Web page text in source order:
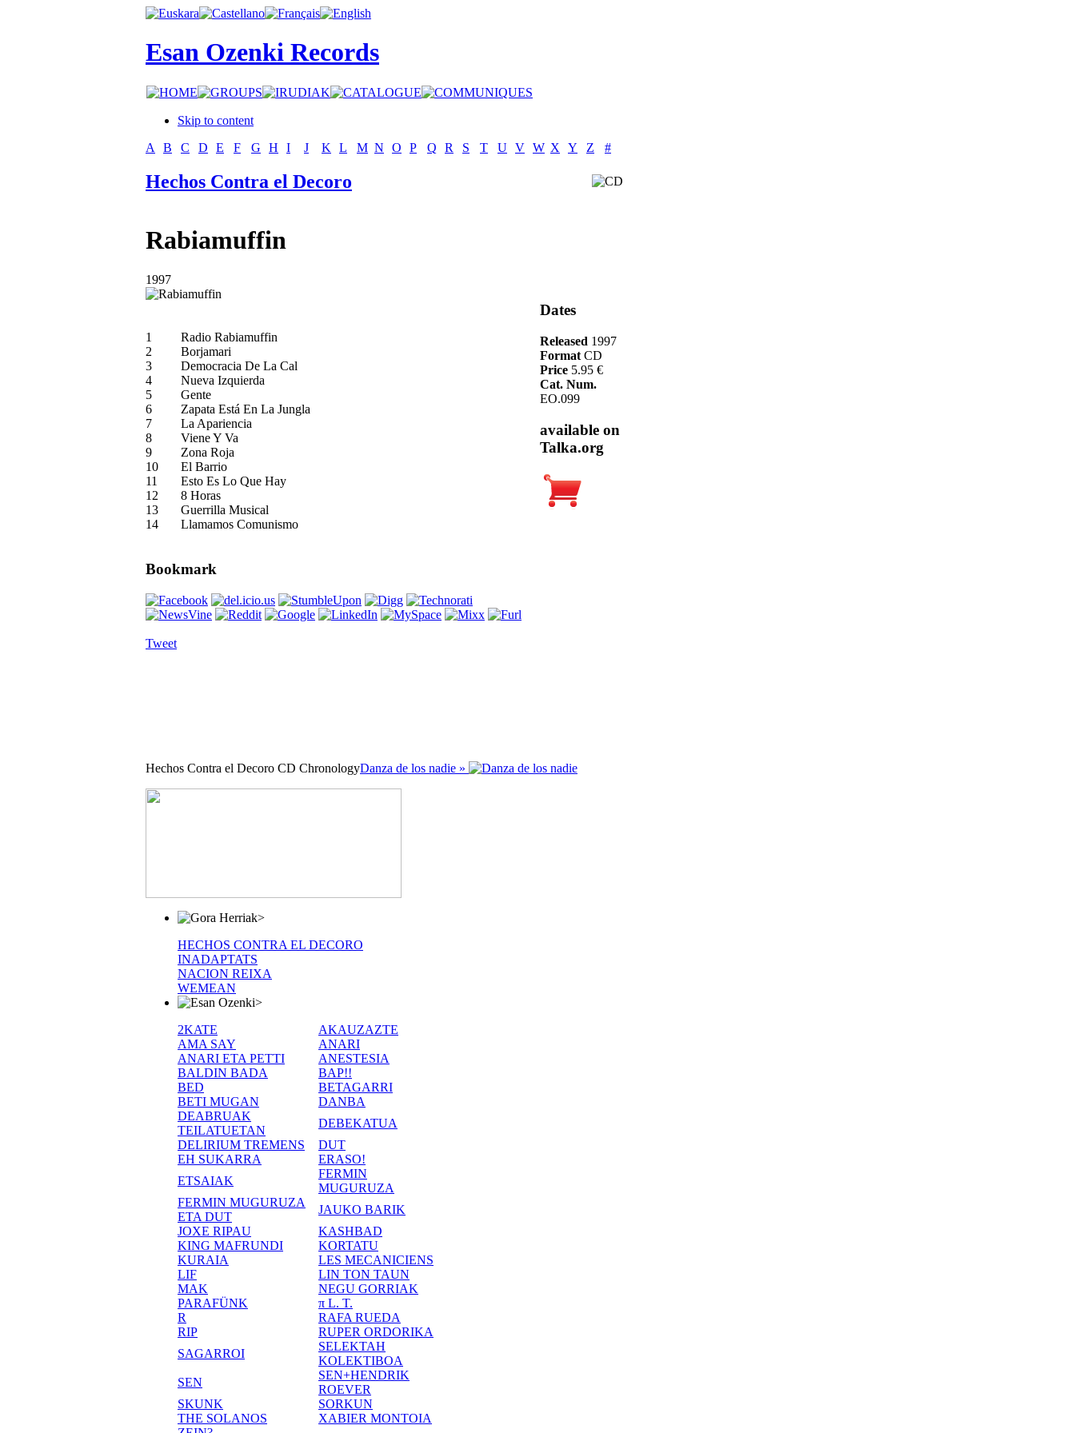
Esan Ozenki Records
Skip to content
A
B C D E F G H I J K L M N O P Q R S T U V W X Y Z #
Hechos Contra el Decoro
Rabiamuffin
1997
1
Radio Rabiamuffin
2
Borjamari
3
Democracia De La Cal
4
Nueva Izquierda
5
Gente
6
Zapata Está En La Jungla
7
La Apariencia
8
Viene Y Va
9
Zona Roja
10
El Barrio
11
Esto Es Lo Que Hay
12
8 Horas
13
Guerrilla Musical
14
Llamamos Comunismo
Bookmark
Tweet
Dates
Released 1997
Format CD
Price 5.95 €
Cat. Num.
EO.099
available on
Talka.org
Hechos Contra el Decoro CD ChronologyDanza de los nadie »
>
HECHOS CONTRA EL DECORO
INADAPTATS
NACION REIXA
WEMEAN
>
2KATE
AKAUZAZTE
AMA SAY
ANARI
ANARI ETA PETTI
ANESTESIA
BALDIN BADA
BAP!!
BED
BETAGARRI
BETI MUGAN
DANBA
DEABRUAK
TEILATUETAN
DEBEKATUA
DELIRIUM TREMENS
DUT
EH SUKARRA
ERASO!
ETSAIAK
FERMIN
MUGURUZA
FERMIN MUGURUZA
ETA DUT
JAUKO BARIK
JOXE RIPAU
KASHBAD
KING MAFRUNDI
KORTATU
KURAIA
LES MECANICIENS
LIF
LIN TON TAUN
MAK
NEGU GORRIAK
PARAFÜNK
π L. T.
R
RAFA RUEDA
RIP
RUPER ORDORIKA
SAGARROI
SELEKTAH
KOLEKTIBOA
SEN
SEN+HENDRIK
ROEVER
SKUNK
SORKUN
THE SOLANOS
XABIER MONTOIA